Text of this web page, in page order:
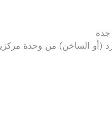
جدة
(أو الساخن) من وحدة